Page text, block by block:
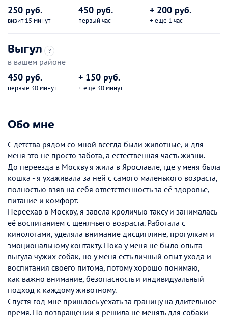
250 руб.
визит 15 минут
450 руб.
первый час
+ 200 руб.
+ еще 1 час
Выгул ?
в вашем районе
450 руб.
первые 30 минут
+ 150 руб.
+ еще 30 минут
Обо мне
С детства рядом со мной всегда были животные, и для
меня это не просто забота, а естественная часть жизни.
До переезда в Москву я жила в Ярославле, где у меня была
кошка - я ухаживала за ней с самого маленького возраста,
полностью взяв на себя ответственность за её здоровье,
питание и комфорт.
Переехав в Москву, я завела кроличью таксу и занималась
её воспитанием с щенячьего возраста. Работала с
кинологами, уделяла внимание дисциплине, прогулкам и
эмоциональному контакту. Пока у меня не было опыта
выгула чужих собак, но у меня есть личный опыт ухода и
воспитания своего питома, потому хорошо понимаю,
как важно внимание, безопасность и индивидуальный
подход к каждому животному.
Спустя год мне пришлось уехать за границу на длительное
время. По возвращении я решила не менять для собаки